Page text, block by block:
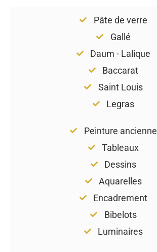
Pâte de verre
Gallé
Daum - Lalique
Baccarat
Saint Louis
Legras
Peinture ancienne
Tableaux
Dessins
Aquarelles
Encadrement
Bibelots
Luminaires